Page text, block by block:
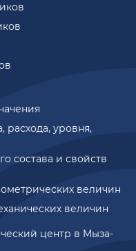
центр в Мыза-
расхода, уровня,
состава и свойств
величин
величин